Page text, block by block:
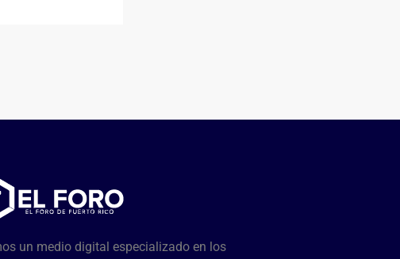
un medio digital especializado en los